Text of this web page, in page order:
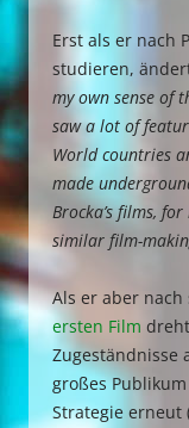
Erst als er nach
studieren,
my own sense of
saw a lot of
World countries
made
Brocka’s films,
similar film-
Als er aber nach
ersten Film
Zugeständnisse
großes
Strategie erneut